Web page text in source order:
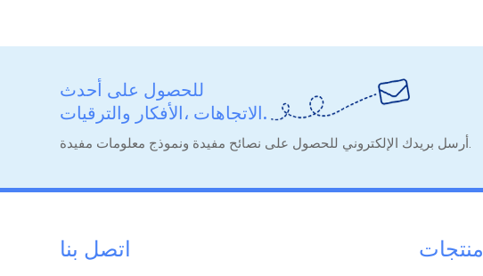
للحصول على أحدث
الاتجاهات ،الأفكار والترقيات.
أرسل بريدك الإلكتروني للحصول على نصائح مفيدة ونموذج معلومات مفيدة.
اتصل بنا منتجات